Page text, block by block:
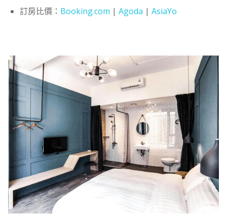
訂房比價： Booking.com | Agoda | AsiaYo